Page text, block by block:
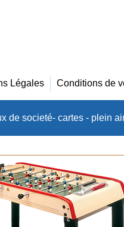
Légales Conditions de
de societé- cartes - plein